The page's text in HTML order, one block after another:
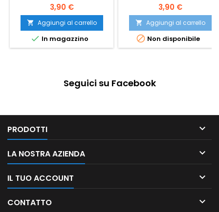
3,90 €
 Aggiungi al carrello
 In magazzino
3,90 €
 Aggiungi al carrello
 Non disponibile
Seguici su Facebook
PRODOTTI 
LA NOSTRA AZIENDA 
IL TUO ACCOUNT 
CONTATTO 